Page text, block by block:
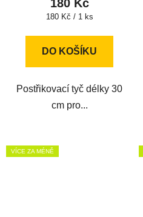
180 Kč
Měrná
180 Kč / 1 ks
DO KOŠÍKU
Postřikovací tyč délky 30
cm pro...
VÍCE ZA MÉNĚ